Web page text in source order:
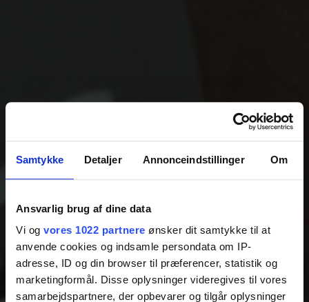
Samtykke Detaljer Annonceindstillinger Om
Ansvarlig brug af dine data
Vi og vores 1022 partnere ønsker dit samtykke til at
anvende cookies og indsamle persondata om IP-
adresse, ID og din browser til præferencer, statistik og
marketingformål. Disse oplysninger videregives til vores
samarbejdspartnere, der opbevarer og tilgår oplysninger